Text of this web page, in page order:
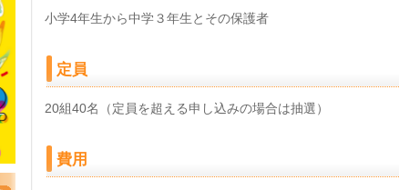
小学4年生から中学３年生とその保護者
定員
20組40名（定員を超える申し込みの場合は抽選）
費用